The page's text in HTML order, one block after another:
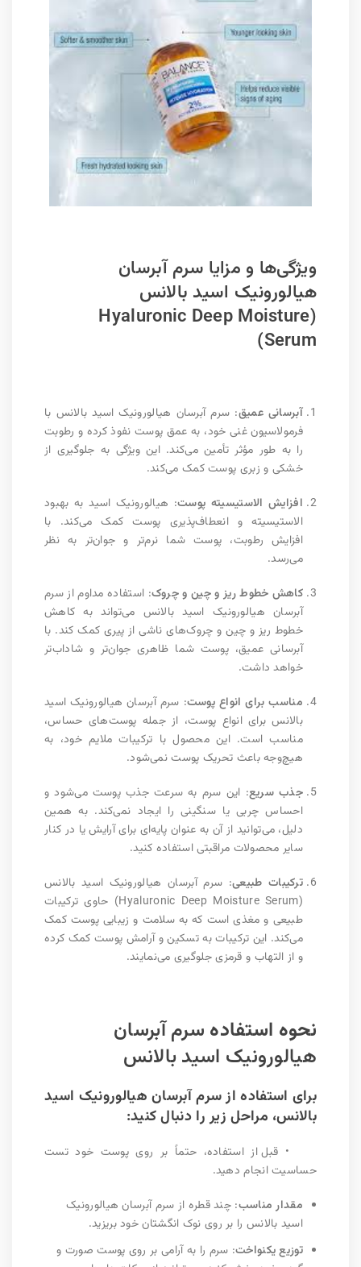
ویژگی‌ها و مزایا سرم آبرسان
هیالورونیک اسید بالانس
(Hyaluronic Deep Moisture
Serum)
آبرسانی عمیق: سرم آبرسان هیالورونیک اسید بالانس با
فرمولاسیون غنی خود، به عمق پوست نفوذ کرده و رطوبت
را به طور مؤثر تأمین می‌کند. این ویژگی به جلوگیری از
خشکی و زبری پوست کمک می‌کند.
افزایش الاستیسیته پوست: هیالورونیک اسید به بهبود
الاستیسیته و انعطاف‌پذیری پوست کمک می‌کند. با
افزایش رطوبت، پوست شما نرم‌تر و جوان‌تر به نظر
می‌رسد.
کاهش خطوط ریز و چین و چروک: استفاده مداوم از سرم
آبرسان هیالورونیک اسید بالانس می‌تواند به کاهش
خطوط ریز و چین و چروک‌های ناشی از پیری کمک کند. با
آبرسانی عمیق، پوست شما ظاهری جوان‌تر و شاداب‌تر
خواهد داشت.
مناسب برای انواع پوست: سرم آبرسان هیالورونیک اسید
بالانس برای انواع پوست، از جمله پوست‌های حساس،
مناسب است. این محصول با ترکیبات ملایم خود، به
هیچ‌وجه باعث تحریک پوست نمی‌شود.
جذب سریع: این سرم به سرعت جذب پوست می‌شود و
احساس چربی یا سنگینی را ایجاد نمی‌کند. به همین
دلیل، می‌توانید از آن به عنوان پایه‌ای برای آرایش یا در کنار
سایر محصولات مراقبتی استفاده کنید.
ترکیبات طبیعی: سرم آبرسان هیالورونیک اسید بالانس
(Hyaluronic Deep Moisture Serum) حاوی ترکیبات
طبیعی و مغذی است که به سلامت و زیبایی پوست کمک
می‌کند. این ترکیبات به تسکین و آرامش پوست کمک کرده
و از التهاب و قرمزی جلوگیری می‌نمایند.
نحوه استفاده سرم آبرسان
هیالورونیک اسید بالانس
برای استفاده از سرم آبرسان هیالورونیک اسید
بالانس، مراحل زیر را دنبال کنید:
• قبل از استفاده، حتماً بر روی پوست خود تست
حساسیت انجام دهید.
مقدار مناسب: چند قطره از سرم آبرسان هیالورونیک
اسید بالانس را بر روی نوک انگشتان خود بریزید.
توزیع یکنواخت: سرم را به آرامی بر روی پوست صورت و